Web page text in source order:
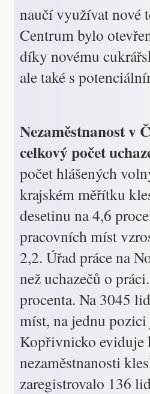
naučí využívat nové
Centrum bylo
díky novému
ale také s
Nezaměstnanost v
celkový počet
počet hlášených
krajském měřítku
desetinu na 4,6
pracovních míst
2,2. Úřad práce na
než uchazečů o
procenta. Na 3045
míst, na jednu pozici
Kopřivnicko eviduje
nezaměstnanosti
zaregistrovalo 136